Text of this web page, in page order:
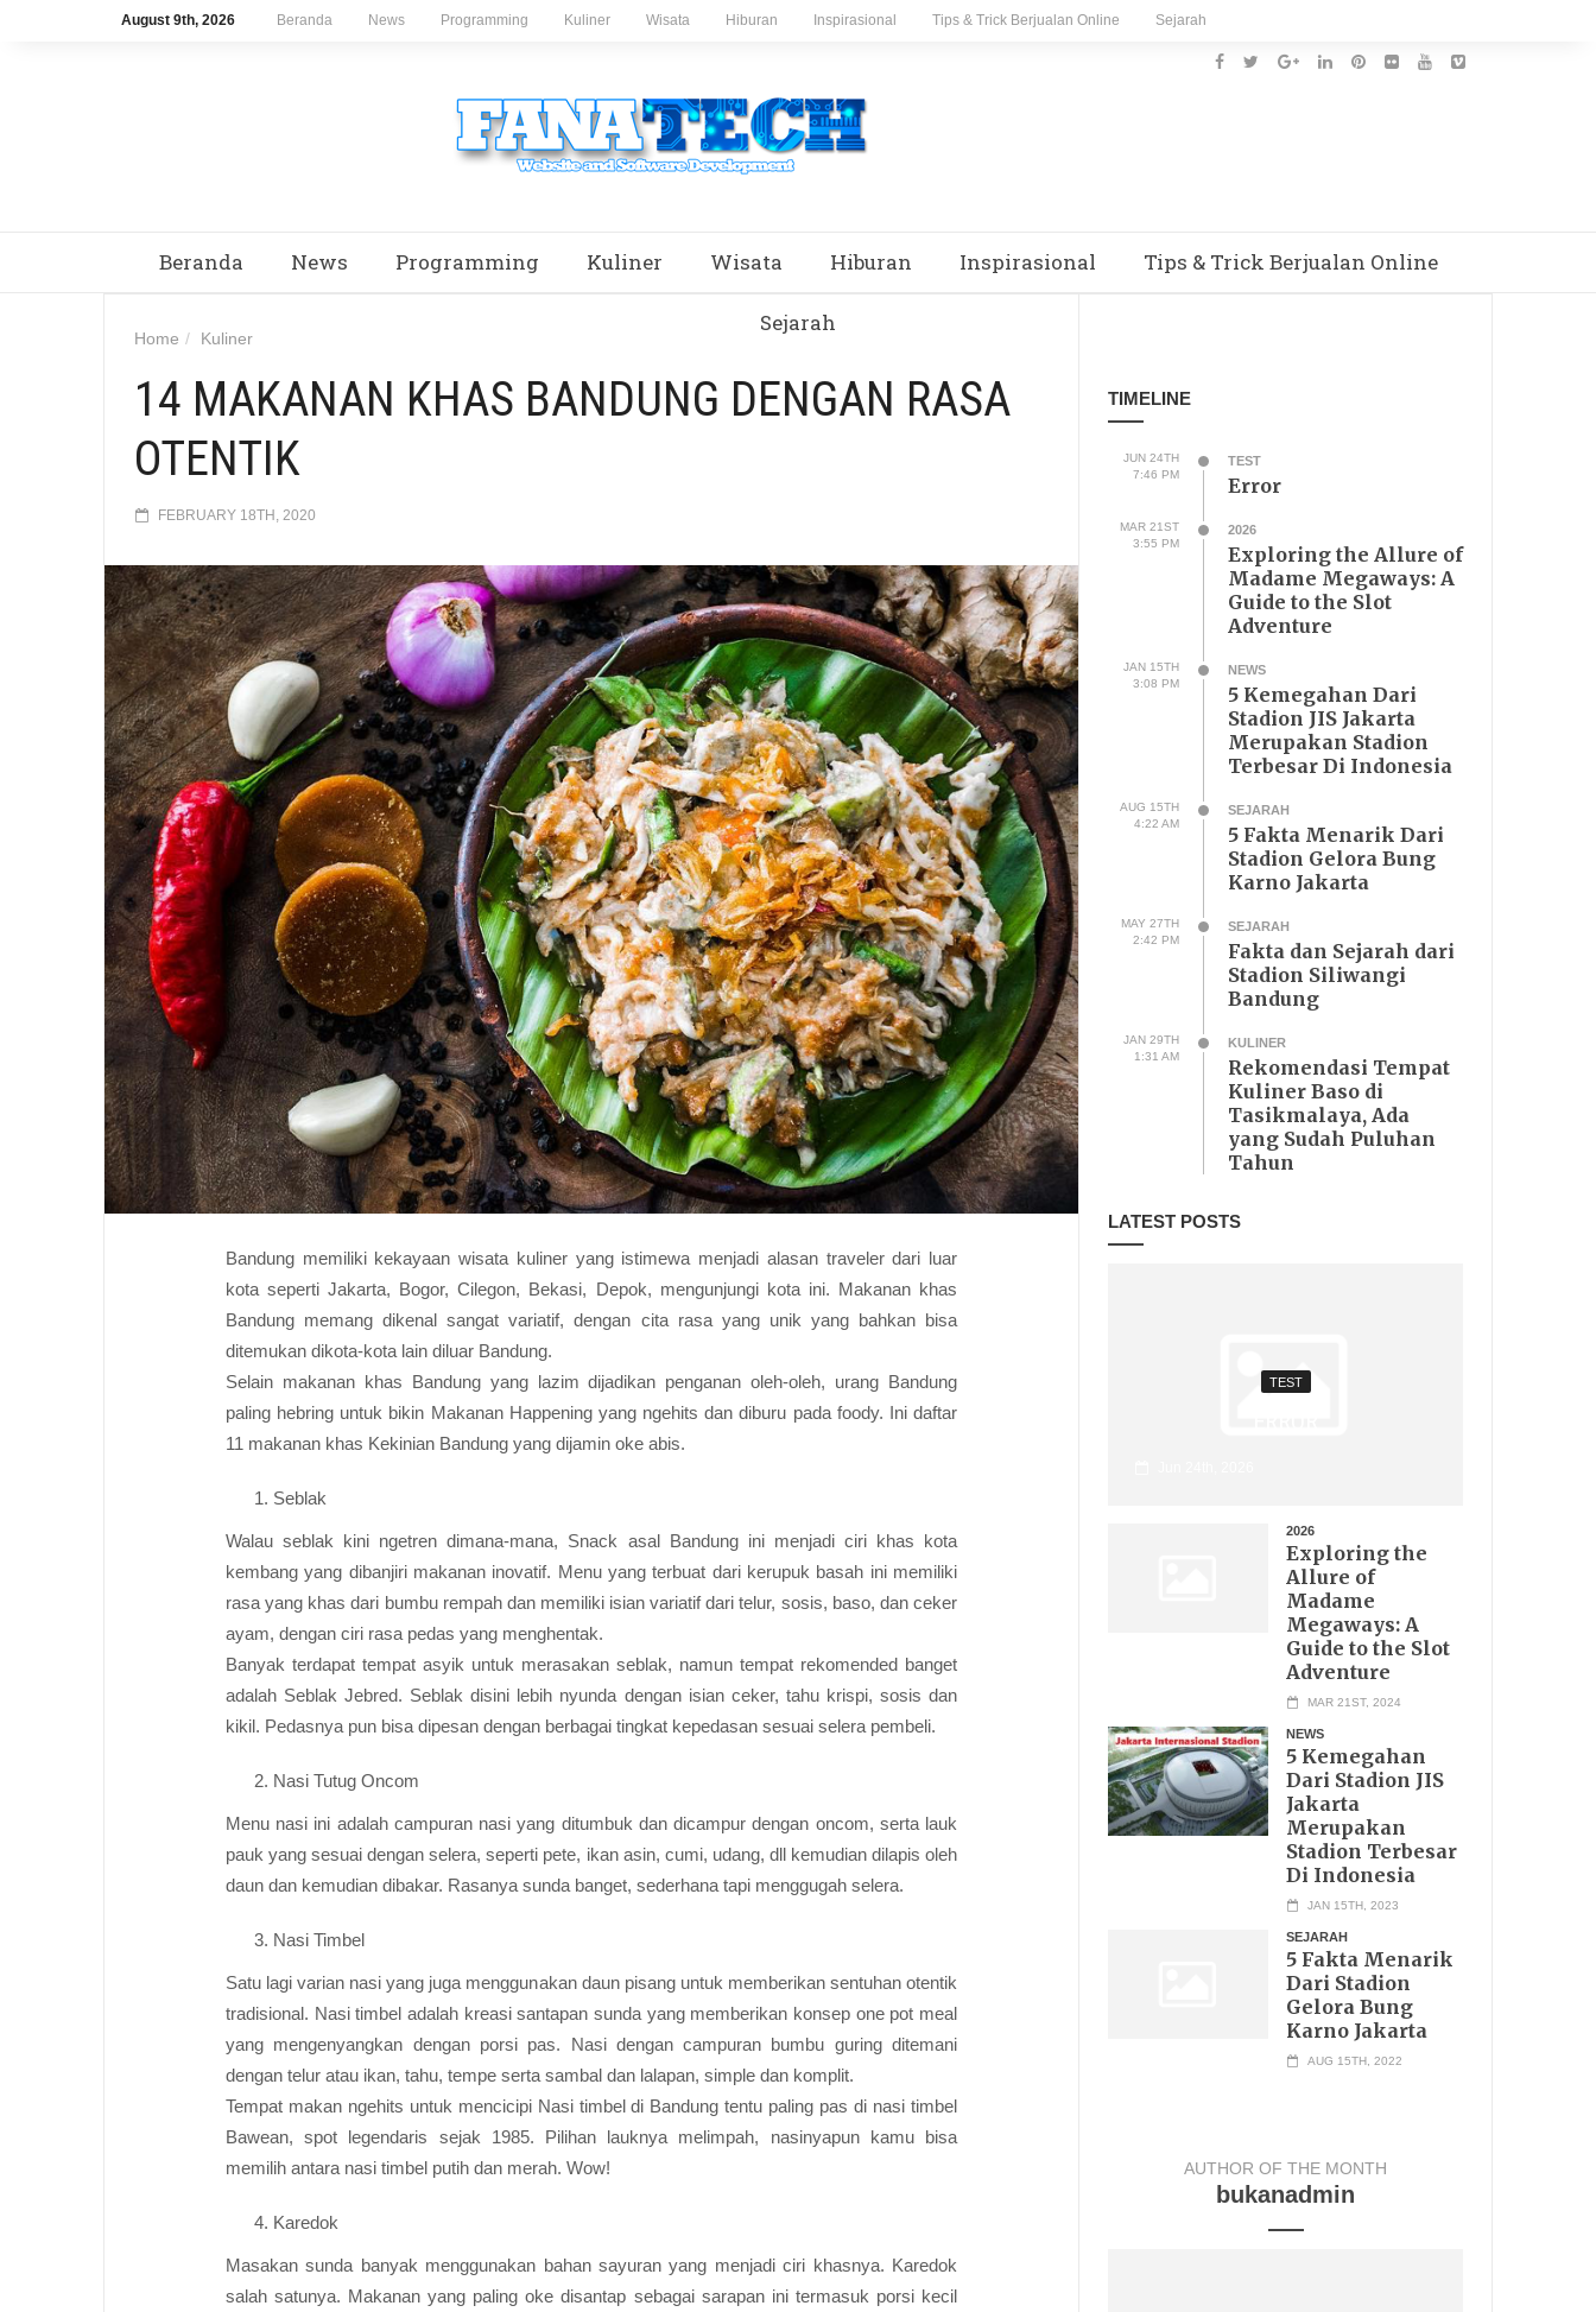
August 9th, 2026 Beranda News Programming Kuliner Wisata Hiburan Inspirasional Tips & Trick Berjualan Online Sejarah
Beranda News Programming Kuliner Wisata Hiburan Inspirasional Tips & Trick Berjualan Online
Sejarah
Home Kuliner
14 MAKANAN KHAS BANDUNG DENGAN RASA
OTENTIK
FEBRUARY 18TH, 2020
Bandung memiliki kekayaan wisata kuliner yang istimewa menjadi alasan traveler dari luar
kota seperti Jakarta, Bogor, Cilegon, Bekasi, Depok, mengunjungi kota ini. Makanan khas
Bandung memang dikenal sangat variatif, dengan cita rasa yang unik yang bahkan bisa
ditemukan dikota-kota lain diluar Bandung.
Selain makanan khas Bandung yang lazim dijadikan penganan oleh-oleh, urang Bandung
paling hebring untuk bikin Makanan Happening yang ngehits dan diburu pada foody. Ini daftar
11 makanan khas Kekinian Bandung yang dijamin oke abis.
Seblak
Walau seblak kini ngetren dimana-mana, Snack asal Bandung ini menjadi ciri khas kota
kembang yang dibanjiri makanan inovatif. Menu yang terbuat dari kerupuk basah ini memiliki
rasa yang khas dari bumbu rempah dan memiliki isian variatif dari telur, sosis, baso, dan ceker
ayam, dengan ciri rasa pedas yang menghentak.
Banyak terdapat tempat asyik untuk merasakan seblak, namun tempat rekomended banget
adalah Seblak Jebred. Seblak disini lebih nyunda dengan isian ceker, tahu krispi, sosis dan
kikil. Pedasnya pun bisa dipesan dengan berbagai tingkat kepedasan sesuai selera pembeli.
Nasi Tutug Oncom
Menu nasi ini adalah campuran nasi yang ditumbuk dan dicampur dengan oncom, serta lauk
pauk yang sesuai dengan selera, seperti pete, ikan asin, cumi, udang, dll kemudian dilapis oleh
daun dan kemudian dibakar. Rasanya sunda banget, sederhana tapi menggugah selera.
Nasi Timbel
Satu lagi varian nasi yang juga menggunakan daun pisang untuk memberikan sentuhan otentik
tradisional. Nasi timbel adalah kreasi santapan sunda yang memberikan konsep one pot meal
yang mengenyangkan dengan porsi pas. Nasi dengan campuran bumbu guring ditemani
dengan telur atau ikan, tahu, tempe serta sambal dan lalapan, simple dan komplit.
Tempat makan ngehits untuk mencicipi Nasi timbel di Bandung tentu paling pas di nasi timbel
Bawean, spot legendaris sejak 1985. Pilihan lauknya melimpah, nasinyapun kamu bisa
memilih antara nasi timbel putih dan merah. Wow!
Karedok
Masakan sunda banyak menggunakan bahan sayuran yang menjadi ciri khasnya. Karedok
salah satunya. Makanan yang paling oke disantap sebagai sarapan ini termasuk porsi kecil
TIMELINE
JUN 24TH
7:46 PM
TEST
Error
MAR 21ST
3:55 PM
2026
Exploring the Allure of
Madame Megaways: A
Guide to the Slot
Adventure
JAN 15TH
3:08 PM
NEWS
5 Kemegahan Dari
Stadion JIS Jakarta
Merupakan Stadion
Terbesar Di Indonesia
AUG 15TH
4:22 AM
SEJARAH
5 Fakta Menarik Dari
Stadion Gelora Bung
Karno Jakarta
MAY 27TH
2:42 PM
SEJARAH
Fakta dan Sejarah dari
Stadion Siliwangi
Bandung
JAN 29TH
1:31 AM
KULINER
Rekomendasi Tempat
Kuliner Baso di
Tasikmalaya, Ada
yang Sudah Puluhan
Tahun
LATEST POSTS
TEST
2026
Exploring the
Allure of
Madame
Megaways: A
Guide to the Slot
Adventure
MAR 21ST, 2024
NEWS
5 Kemegahan
Dari Stadion JIS
Jakarta
Merupakan
Stadion Terbesar
Di Indonesia
JAN 15TH, 2023
SEJARAH
5 Fakta Menarik
Dari Stadion
Gelora Bung
Karno Jakarta
AUG 15TH, 2022
AUTHOR OF THE MONTH
bukanadmin